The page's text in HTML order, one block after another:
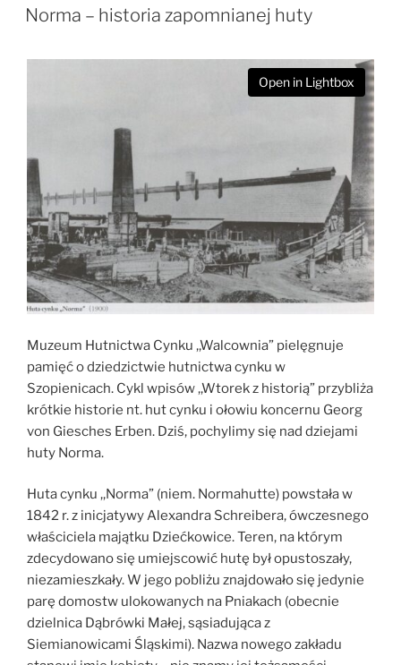
W
Norma – historia zapomnianej huty
Open in Lightbox
Muzeum Hutnictwa Cynku ,,Walcownia” pielęgnuje
pamięć o dziedzictwie hutnictwa cynku w
Szopienicach. Cykl wpisów ,,Wtorek z historią” przybliża
krótkie historie nt. hut cynku i ołowiu koncernu Georg
von Giesches Erben. Dziś, pochylimy się nad dziejami
huty Norma.
Huta cynku ,,Norma” (niem. Normahutte) powstała w
1842 r. z inicjatywy Alexandra Schreibera, ówczesnego
właściciela majątku Dziećkowice. Teren, na którym
zdecydowano się umiejscowić hutę był opustoszały,
niezamieszkały. W jego pobliżu znajdowało się jedynie
parę domostw ulokowanych na Pniakach (obecnie
dzielnica Dąbrówki Małej, sąsiadująca z
Siemianowicami Śląskimi). Nazwa nowego zakładu